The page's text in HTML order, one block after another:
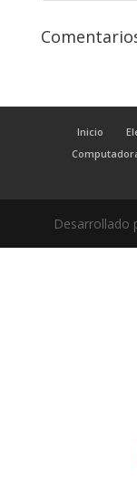
Inicio
Desarrollado